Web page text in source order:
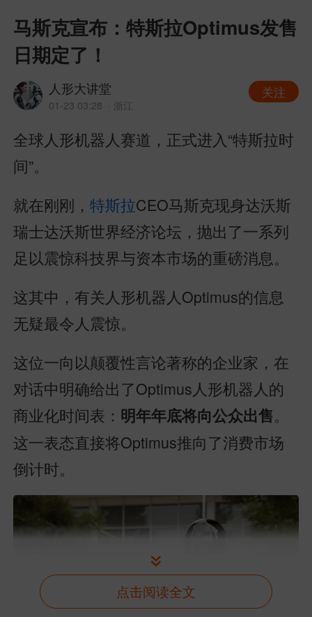
马斯克宣布：特斯拉Optimus发售
日期定了！
人形大讲堂
01-23 03:28 · 浙江
关注
全球人形机器人赛道，正式进入“特斯拉时
间”。
就在刚刚，特斯拉CEO马斯克现身达沃斯
瑞士达沃斯世界经济论坛，抛出了一系列
足以震惊科技界与资本市场的重磅消息。
这其中，有关人形机器人Optimus的信息
无疑最令人震惊。
这位一向以颠覆性言论著称的企业家，在
对话中明确给出了Optimus人形机器人的
商业化时间表： 明年年底将向公众出售。
这一表态直接将Optimus推向了消费市场
倒计时。
点击阅读全文